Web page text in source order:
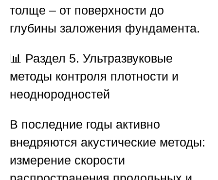
толще – от поверхности до
глубины заложения фундамента.
📊 Раздел 5. Ультразвуковые
методы контроля плотности и
неоднородностей
В последние годы активно
внедряются акустические методы:
измерение скорости